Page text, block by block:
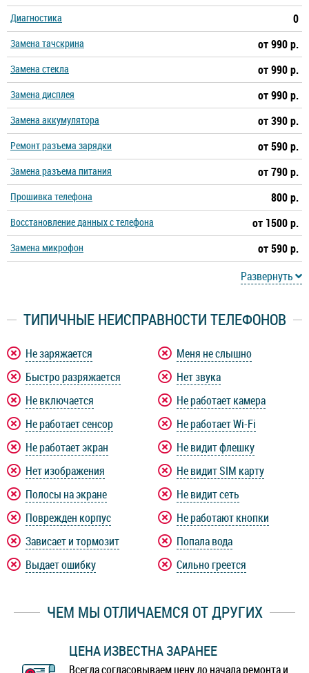
Диагностика
0
Замена тачскрина от 990 р.
Замена стекла от 990 р.
Замена дисплея от 990 р.
Замена аккумулятора от 390 р.
Ремонт разъема зарядки от 590 р.
Замена разъема питания от 790 р.
Прошивка телефона 800 р.
Восстановление данных с телефона от 1500 р.
Замена микрофон
от 590 р.
Развернуть
ТИПИЧНЫЕ НЕИСПРАВНОСТИ ТЕЛЕФОНОВ
Не заряжается
Быстро разряжается
Не включается
Не работает сенсор
Не работает экран
Нет изображения
Полосы на экране
Поврежден корпус
Зависает и тормозит
Выдает ошибку
Меня не слышно
Нет звука
Не работает камера
Не работает Wi-Fi
Не видит флешку
Не видит SIM карту
Не видит сеть
Не работают кнопки
Попала вода
Сильно греется
ЧЕМ МЫ ОТЛИЧАЕМСЯ ОТ ДРУГИХ
ЦЕНА ИЗВЕСТНА ЗАРАНЕЕ
Всегда согласовываем цену до начала ремонта и